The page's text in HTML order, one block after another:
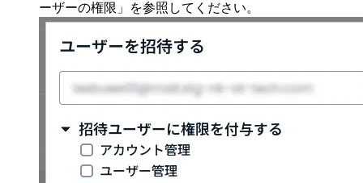
ーザーの権限」を参照してください。